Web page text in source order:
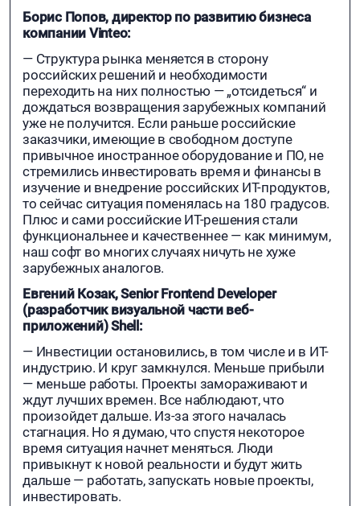
Борис Попов, директор по развитию бизнеса
компании Vinteo:
— Структура рынка меняется в сторону
российских решений и необходимости
переходить на них полностью — „отсидеться“ и
дождаться возвращения зарубежных компаний
уже не получится. Если раньше российские
заказчики, имеющие в свободном доступе
привычное иностранное оборудование и ПО, не
стремились инвестировать время и финансы в
изучение и внедрение российских ИТ-продуктов,
то сейчас ситуация поменялась на 180 градусов.
Плюс и сами российские ИТ-решения стали
функциональнее и качественнее — как минимум,
наш софт во многих случаях ничуть не хуже
зарубежных аналогов.
Евгений Козак, Senior Frontend Developer
(разработчик визуальной части веб-
приложений) Shell:
— Инвестиции остановились, в том числе и в ИТ-
индустрию. И круг замкнулся. Меньше прибыли
— меньше работы. Проекты замораживают и
ждут лучших времен. Все наблюдают, что
произойдет дальше. Из-за этого началась
стагнация. Но я думаю, что спустя некоторое
время ситуация начнет меняться. Люди
привыкнут к новой реальности и будут жить
дальше — работать, запускать новые проекты,
инвестировать.